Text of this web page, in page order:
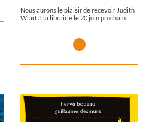
Nous aurons le plaisir de recevoir Judith
Wiart à la librairie le 20 juin prochain.